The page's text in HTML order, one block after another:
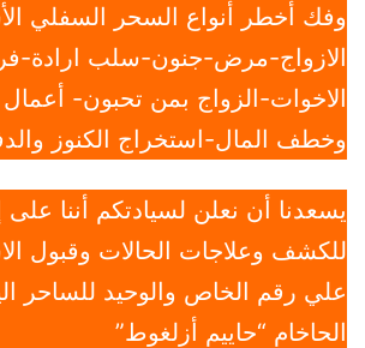
وفك أخطر أنواع السحر السفلي
الازواج-مرض-جنون-سلب ارادة-
الاخوات-الزواج بمن تحبون-
وخطف المال-استخراج الكنوز
يسعدنا أن نعلن لسيادتكم أننا على
للكشف وعلاجات الحالات وقبول
علي رقم الخاص والوحيد للساحر
الحاخام “حاييم أزلغوط”